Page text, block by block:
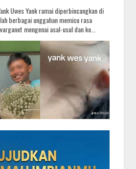
Uwes Yank ramai diperbincangkan di
berbagai unggahan memicu rasa
mengenai asal-usul dan ko...